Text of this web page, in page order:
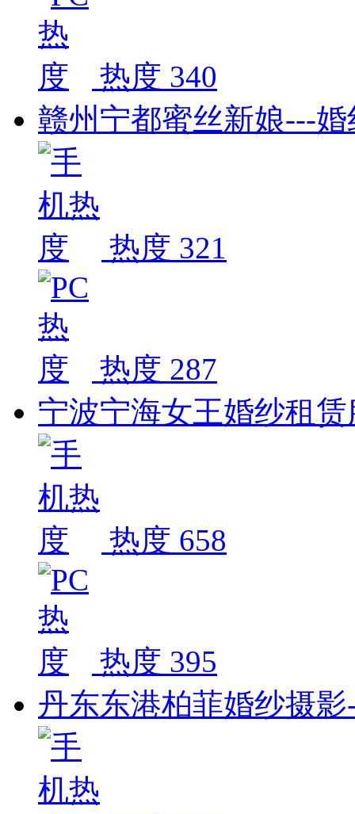
热度 340
赣州宁都蜜丝新娘---
热度 321
热度 287
宁波宁海女王婚纱租
热度 658
热度 395
丹东东港柏菲婚纱摄